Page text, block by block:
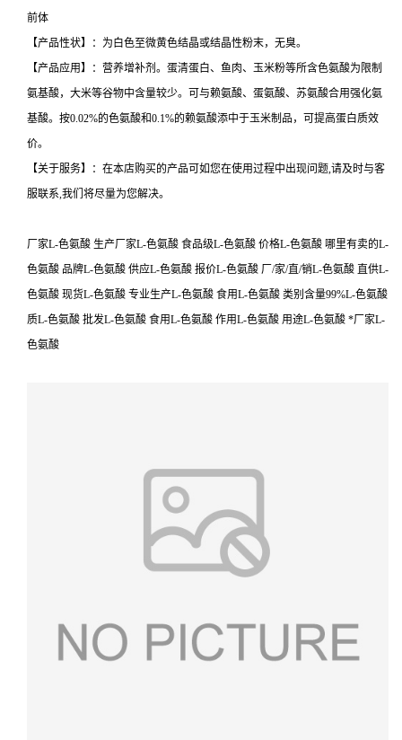
前体
【产品性状】：为白色至微黄色结晶或结晶性粉末，无臭。
【产品应用】：营养增补剂。蛋清蛋白、鱼肉、玉米粉等所含色氨酸为限制
氨基酸，大米等谷物中含量较少。可与赖氨酸、蛋氨酸、苏氨酸合用强化氨
基酸。按0.02%的色氨酸和0.1%的赖氨酸添中于玉米制品，可提高蛋白质效
价。
【关于服务】：在本店购买的产品可如您在使用过程中出现问题,请及时与客
服联系,我们将尽量为您解决。
厂家L-色氨酸 生产厂家L-色氨酸 食品级L-色氨酸 价格L-色氨酸 哪里有卖的L-
色氨酸 品牌L-色氨酸 供应L-色氨酸 报价L-色氨酸 厂/家/直/销L-色氨酸 直供L-
色氨酸 现货L-色氨酸 专业生产L-色氨酸 食用L-色氨酸 类别含量99%L-色氨酸
质L-色氨酸 批发L-色氨酸 食用L-色氨酸 作用L-色氨酸 用途L-色氨酸 *厂家L-
色氨酸